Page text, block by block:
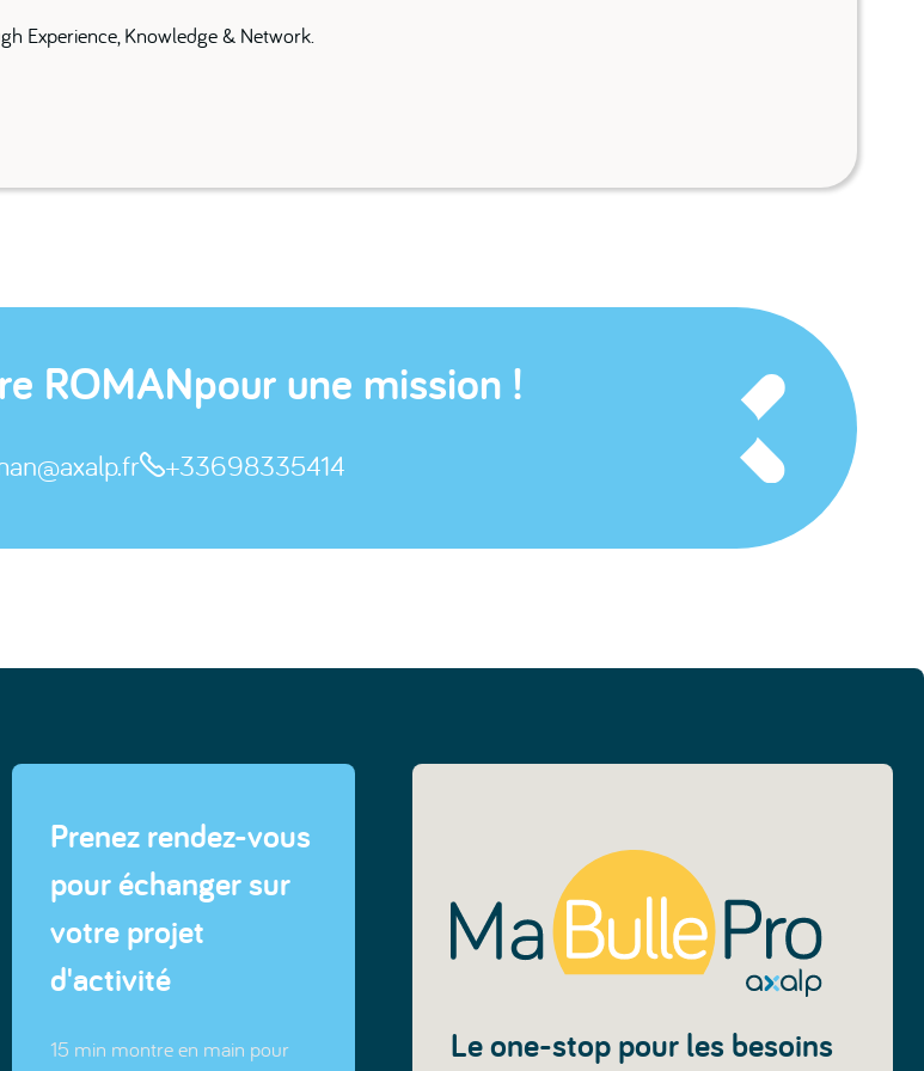
Experience, Knowledge & Network.
ROMANpour une mission !
+33698335414
Prenez rendez-vous
pour échanger sur
votre projet
d'activité
15 min montre en main pour
Le one-stop pour les besoins